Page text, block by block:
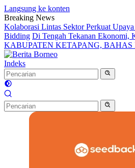
Langsung ke konten
Breaking News
Kolaborasi Lintas Sektor Perkuat
Bidding Di Tengah Tekanan Ekonomi,
KABUPATEN KETAPANG,
Indeks